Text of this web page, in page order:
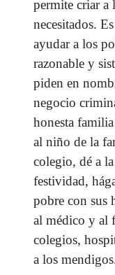
permite criar a
necesitados.
ayudar a los
razonable y
piden en
negocio
honesta
al niño de la
colegio, dé a
festividad,
pobre con sus
al médico y al
colegios,
a los